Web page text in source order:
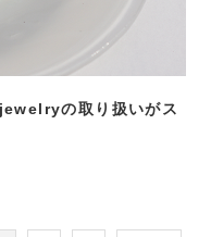
の取り扱いがス